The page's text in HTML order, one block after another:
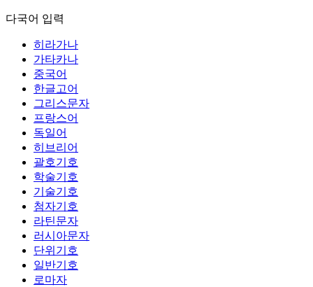
다국어 입력
히라가나
가타카나
중국어
한글고어
그리스문자
프랑스어
독일어
히브리어
괄호기호
학술기호
기술기호
첨자기호
라틴문자
러시아문자
단위기호
일반기호
로마자